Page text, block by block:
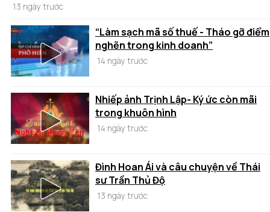
13 ngày trước
“Làm sạch mã số thuế - Tháo gỡ điểm
nghẽn trong kinh doanh”
14 ngày trước
Nhiếp ảnh Trịnh Lập- Ký ức còn mãi
trong khuôn hình
14 ngày trước
Đình Hoan Ái và câu chuyện về Thái
sư Trần Thủ Độ
13 ngày trước